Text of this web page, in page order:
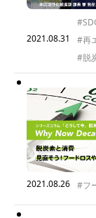
2021.08.31
#再
#脱
2021.08.26 #フ